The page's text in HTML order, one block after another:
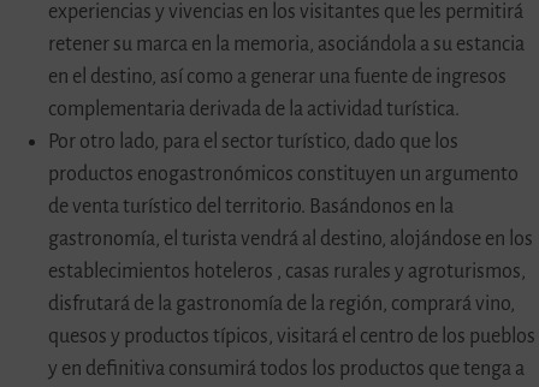
experiencias y vivencias en los visitantes que les permitirá
retener su marca en la memoria, asociándola a su estancia
en el destino, así como a generar una fuente de ingresos
complementaria derivada de la actividad turística.
Por otro lado, para el sector turístico, dado que los
productos enogastronómicos constituyen un argumento
de venta turístico del territorio. Basándonos en la
gastronomía, el turista vendrá al destino, alojándose en los
establecimientos hoteleros , casas rurales y agroturismos,
disfrutará de la gastronomía de la región, comprará vino,
quesos y productos típicos, visitará el centro de los pueblos
y en definitiva consumirá todos los productos que tenga a